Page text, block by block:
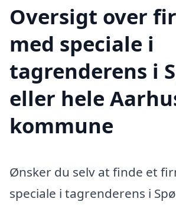
Oversigt over
med speciale i
tagrenderens i
eller hele
kommune
Ønsker du selv at finde et
speciale i tagrenderens i